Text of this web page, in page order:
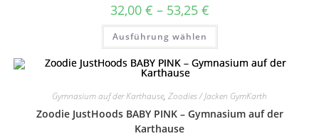
werden
32,00 € – 53,25 €Preisspanne:
32,00 €
bis
Ausführung wählen
Dieses
weist
mehrere
Varianten
Optionen
können
auf
Gymnasium auf der Karthause, Zoodies / Jacken GymKarth
Zoodie JustHoods BABY PINK – Gymnasium auf der
Karthause